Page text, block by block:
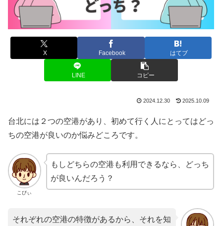
X Facebook はてブ
LINE コピー
2024.12.30 2025.10.09
台北には２つの空港があり、初めて行く人にとってはどっ
ちの空港が良いのか悩みどころです。
こびぃ
もしどちらの空港も利用できるなら、どっち
が良いんだろう？
それぞれの空港の特徴があるから、それを知